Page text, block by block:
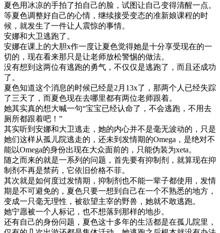
夏色用冰凉的手拍了拍自己的脸，试图让自己变得清醒一点。
等夏色调整好自己的心情，继续接受变态的准新娘课程的时
候，就发生了一件让人震惊的事情。
安娜和大卫逃跑了。
安娜在课上的大胆x作一度让夏色觉得她是十分享受现在的一
切的，现在看来那只是让老师放松警惕的做法。
没有想到这两位有逃跑的勇气，不仅仅是逃跑了，而且还成功
了。
夏色知道这个消息的时候已经是2月13x了，那两个人已经失踪
了三天了，而夏色现在去哪里都有两位老师跟着。
她其实真的想大喊一句“宝宝已经认命了，不会逃跑，不用去
厕所都跟着吧！”
其实听到安娜和大卫逃走，她的内心并不是毫无波动的，只是
她们这样从孤儿院逃走的，还未到发情期的Omega，是绝对不
能以Omega的身份出现在大众面前的，只能伪装为xeta。
随之而来的就是一系列的问题，首先要有抑制剂，就算现在抑
制剂不再是禁药，它依旧价格不菲。
其次就是如何度过发情期，抑制剂也不能一辈子都使用，发情
期是不可避免的，夏色只要一想到自己在一个不熟悉的地方，
变成一只毫无理性，被欲望主宰的野兽，她就不敢逃跑。
她宁愿被一个人标记，也不想落到那样的地步。
还有自己的身份问题，夏色这十多年的生活都是在孤儿院里，